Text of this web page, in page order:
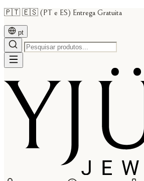
🇵🇹 🇪🇸 (PT e ES) Entrega Gratuita
pt